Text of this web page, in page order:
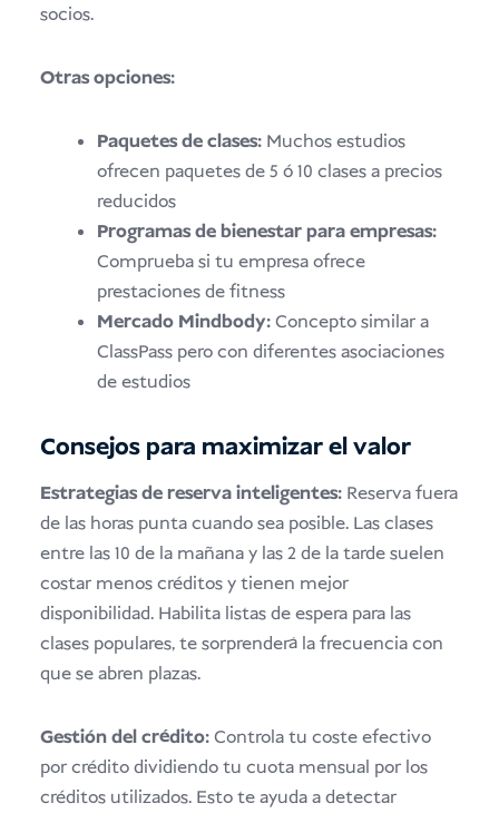
socios.
Otras opciones:
Paquetes de clases: Muchos estudios
ofrecen paquetes de 5 ó 10 clases a precios
reducidos
Programas de bienestar para empresas:
Comprueba si tu empresa ofrece
prestaciones de fitness
Mercado Mindbody:Concepto similar a
ClassPass pero con diferentes asociaciones
de estudios
Consejos para maximizar el valor
Estrategias de reserva inteligentes: Reserva fuera
de las horas punta cuando sea posible. Las clases
entre las 10 de la mañana y las 2 de la tarde suelen
costar menos créditos y tienen mejor
disponibilidad. Habilita listas de espera para las
clases populares, te sorprenderá la frecuencia con
que se abren plazas.
Gestión del crédito:Controla tu coste efectivo
por crédito dividiendo tu cuota mensual por los
créditos utilizados. Esto te ayuda a detectar